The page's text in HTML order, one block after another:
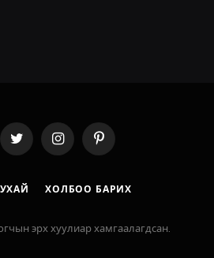
Twitter InstagramPinterest
ХОЛБОО БАРИХ
эрх хуулиар хамгаалагдсан.